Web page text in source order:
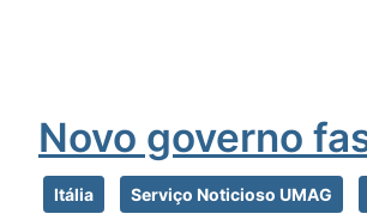
Novo governo
Itália Serviço Noticioso UMAG